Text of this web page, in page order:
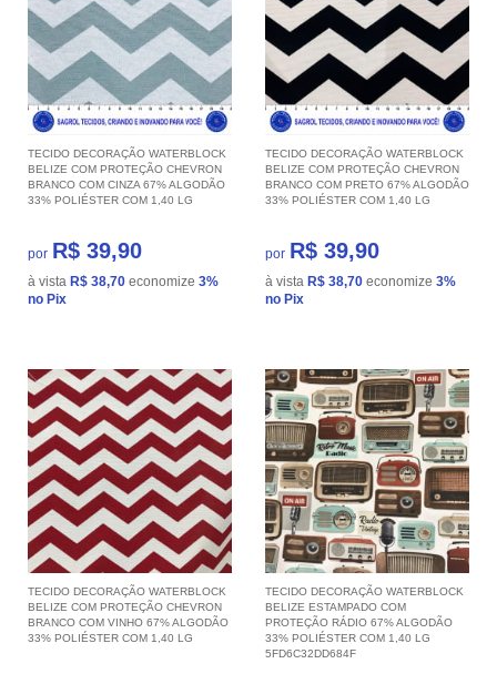
TECIDO DECORAÇÃO WATERBLOCK
BELIZE COM PROTEÇÃO CHEVRON
BRANCO COM CINZA 67% ALGODÃO
33% POLIÉSTER COM 1,40 LG
por R$ 39,90
à vista R$ 38,70 economize 3%
no Pix
TECIDO DECORAÇÃO WATERBLOCK
BELIZE COM PROTEÇÃO CHEVRON
BRANCO COM PRETO 67% ALGODÃO
33% POLIÉSTER COM 1,40 LG
por R$ 39,90
à vista R$ 38,70 economize 3%
no Pix
TECIDO DECORAÇÃO WATERBLOCK
BELIZE COM PROTEÇÃO CHEVRON
BRANCO COM VINHO 67% ALGODÃO
33% POLIÉSTER COM 1,40 LG
TECIDO DECORAÇÃO WATERBLOCK
BELIZE ESTAMPADO COM
PROTEÇÃO RÁDIO 67% ALGODÃO
33% POLIÉSTER COM 1,40 LG
5FD6C32DD684F